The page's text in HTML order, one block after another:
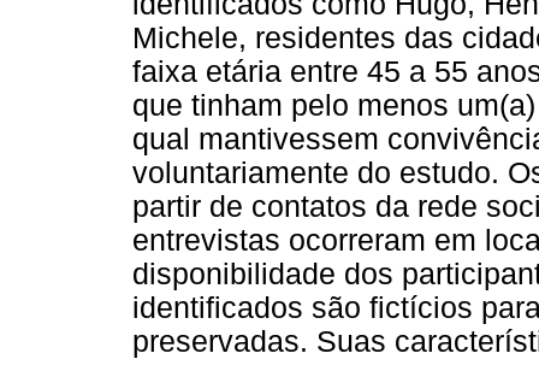
Michele, residentes das
faixa etária entre 45 a 55
que tinham pelo menos
qual mantivessem
voluntariamente do estudo.
partir de contatos da rede
entrevistas ocorreram em
disponibilidade dos
identificados são fictícios
preservadas. Suas